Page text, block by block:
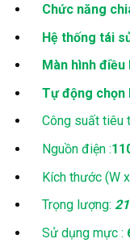
Chức năng
Hệ thống tái
Màn hình điều
Tự động chọn
Công suất tiêu
Nguồn điện :
Kích thước (W x
Trọng lượng:
Sử dụng mực :